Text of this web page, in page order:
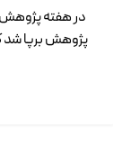
در هفته
پژوهش برپا شد